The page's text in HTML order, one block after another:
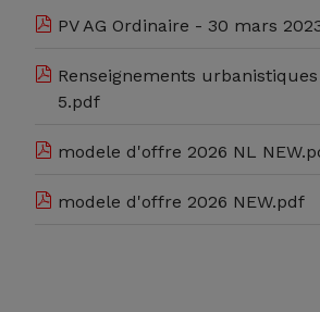
PV AG Ordinaire - 30 mars
Renseignements
5.pdf
modele d'offre 2026 NL
modele d'offre 2026 NEW.pdf